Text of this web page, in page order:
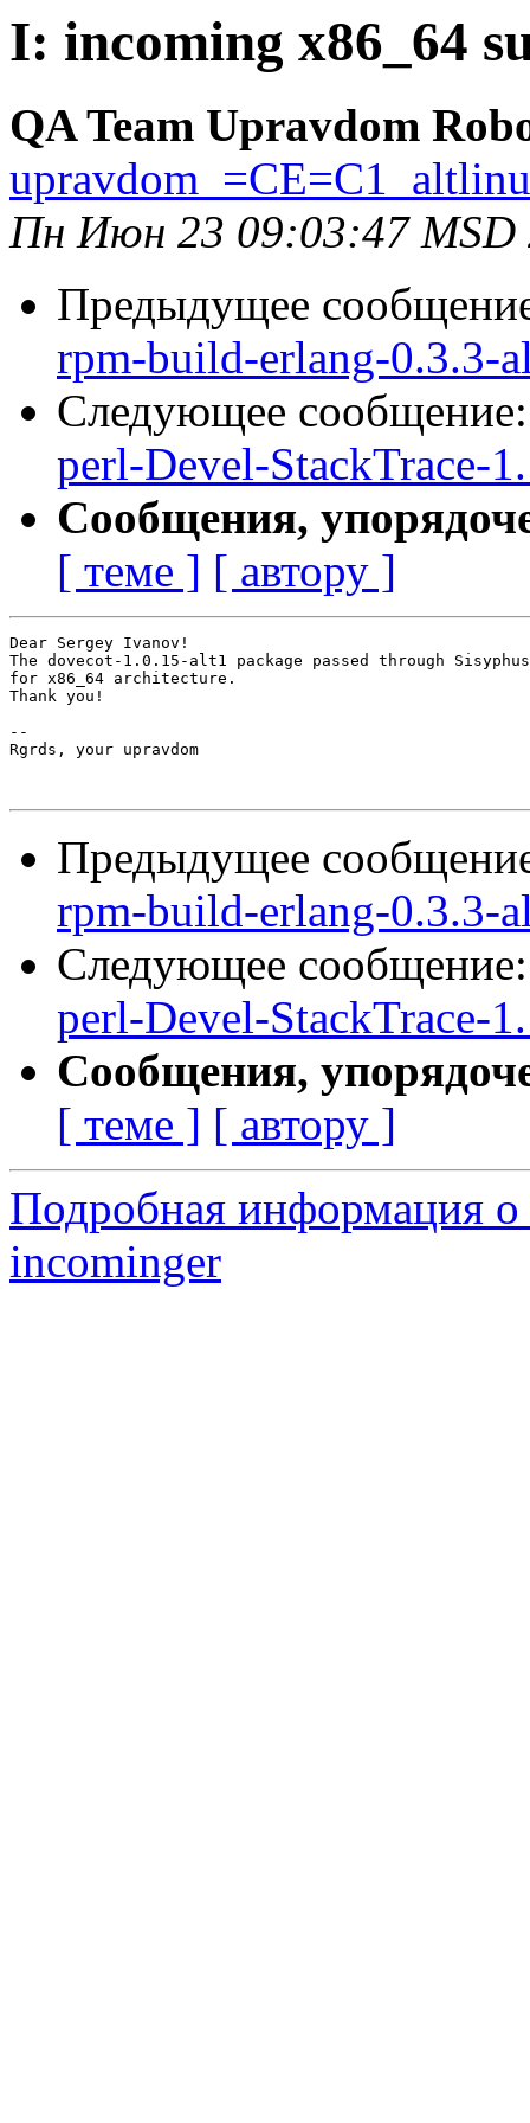
I: incoming x86_64
QA Team Upravdom
Пн Июн 23 09:03:47 MSD
Предыдущее
rpm-build-erlang-0.3.3-
Следующее
perl-Devel-StackTrace-
Сообщения,
[ теме ] [ автору ]
Dear Sergey Ivanov!
The dovecot-1.0.15-alt1 package passed through
for x86_64 architecture.
Thank you!
--
Rgrds, your upravdom
Предыдущее
rpm-build-erlang-0.3.3-
Следующее
perl-Devel-StackTrace-
Сообщения,
[ теме ] [ автору ]
Подробная информация о
incominger